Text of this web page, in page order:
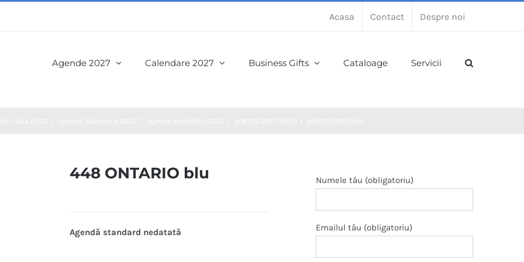
Acasa Contact Despre noi
Agende 2027 Calendare 2027 Business Gifts Cataloage Servicii
448 ONTARIO blu
Agendă standard nedatată
Numele tău (obligatoriu)
Emailul tău (obligatoriu)